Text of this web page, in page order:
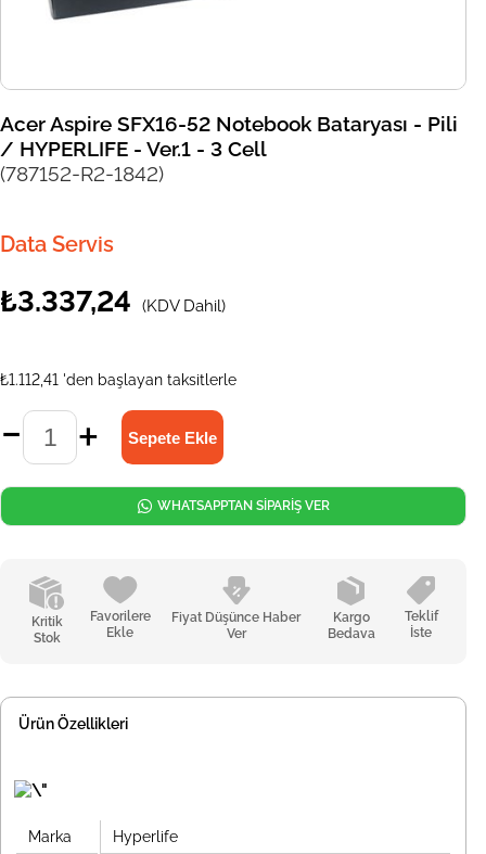
Acer Aspire SFX16-52 Notebook Bataryası - Pili
/ HYPERLIFE - Ver.1 - 3 Cell
(787152-R2-1842)
Data Servis
₺3.337,24 (KDV Dahil)
₺1.112,41 'den başlayan taksitlerle
Kritik
Stok
Favorilere
Ekle
Fiyat Düşünce Haber
Ver
Kargo
Bedava
Teklif
İste
WHATSAPPTAN SİPARİŞ VER
Ürün Özellikleri
Marka Hyperlife